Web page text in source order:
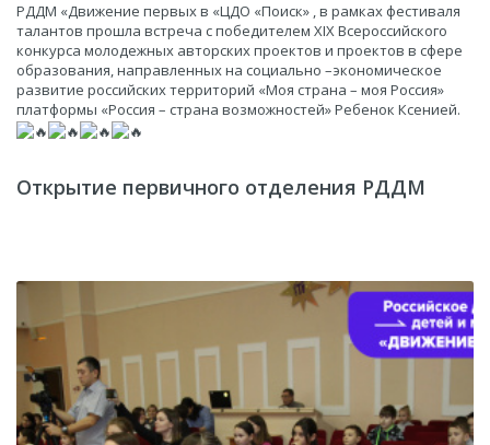
РДДМ «Движение первых в «ЦДО «Поиск» , в рамках фестиваля
талантов прошла встреча с победителем XIX Всероссийского
конкурса молодежных авторских проектов и проектов в сфере
образования, направленных на социально –экономическое
развитие российских территорий «Моя страна – моя Россия»
платформы «Россия – страна возможностей» Ребенок Ксенией.
Открытие первичного отделения РДДМ